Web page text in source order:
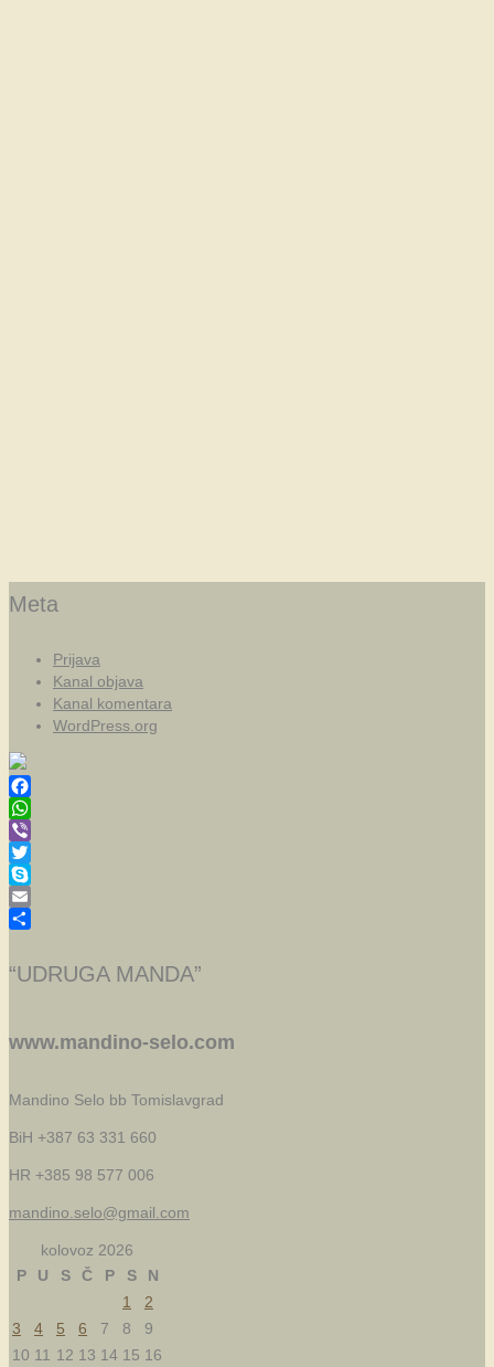
Meta
Prijava
Kanal objava
Kanal komentara
WordPress.org
Facebook
WhatsApp
Viber
Twitter
Skype
Email
“UDRUGA MANDA”
www.mandino-selo.com
Mandino Selo bb Tomislavgrad
BiH +387 63 331 660
HR +385 98 577 006
mandino.selo@gmail.com
kolovoz 2026
P
U S Č P S
N
1
2
3
4 5 6 7 8
9
10 11 12 13 14 15 16